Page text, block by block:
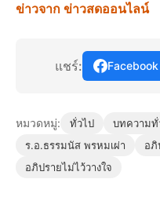
ข่าวจาก ข่าวสดออนไลน์
แชร์: Facebook
หมวดหมู่: ทั่วไป บทความทั่
ร.อ.ธรรมนัส พรหมเผ่า
อภิ
อภิปรายไม่ไว้วางใจ